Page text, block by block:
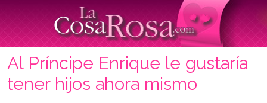
Al Príncipe Enrique le gustaría
tener hijos ahora mismo